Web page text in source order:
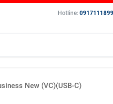
Hotline:
New (VC)(USB-C)